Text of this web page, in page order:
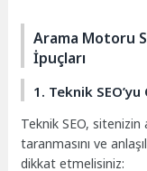
Arama Motoru
İpuçları
1. Teknik
Teknik SEO,
taranmasını ve
dikkat etmelisiniz: